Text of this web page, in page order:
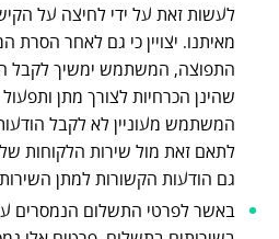
לעשות זאת על ידי לחיצה על
מאיתנו. יצויין כי גם לאחר
התפוצה, המשתמש ימשיך לקבל
שהינן הכרחיות לצורך מתן
המשתמש מעוניין לא לקבל
לתאם זאת מול שירות הלקוחות
גם הודעות הקשורות למתן
באשר לפרטי התשלום הנמסרים